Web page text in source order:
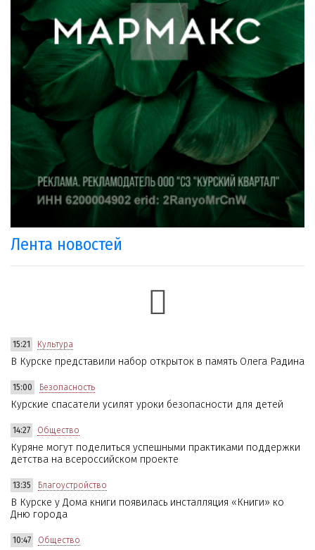
Лента новостей
15:21 Культура
В Курске представили набор открыток в память Олега Радина
15:00 Безопасность
Курские спасатели усилят уроки безопасности для детей
14:27 Общество
Куряне могут поделиться успешными практиками поддержки
детства на всероссийском проекте
13:35 Благоустройство
В Курске у Дома книги появилась инсталляция «Книги» ко
Дню города
10:47 Общество